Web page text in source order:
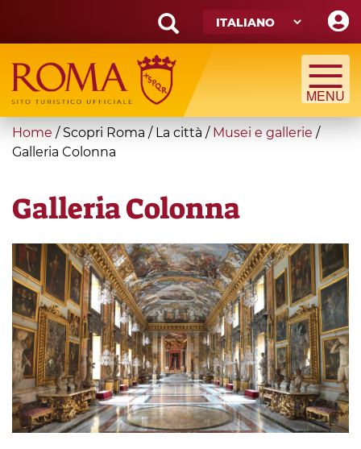
main
content
Search
form
Cerca
You
are
Home / Scopri Roma / La città / Musei e gallerie /
Galleria Colonna
Galleria Colonna